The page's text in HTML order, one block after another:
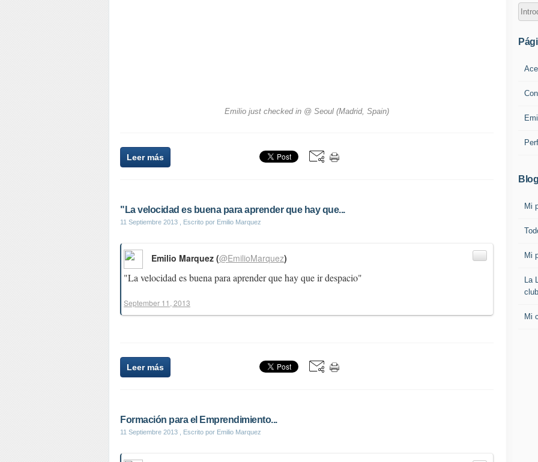
Emilio just checked in @ Seoul (Madrid, Spain)
Leer más
"La velocidad es buena para aprender que hay que...
11 Septiembre 2013 , Escrito por Emilio Marquez
"La velocidad es buena para aprender que hay que ir despacio"
Emilio Marquez (@EmilioMarquez)
September 11, 2013
Leer más
Formación para el Emprendimiento...
11 Septiembre 2013 , Escrito por Emilio Marquez
Mi
Mi
La
Mi